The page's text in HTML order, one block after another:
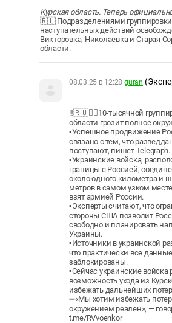
Курская область. Теперь
🇷🇺 Подразделениями группировки
наступательных действий
Викторовка, Николаевка и Старая
области.
08.03.25 в 12:28 guran
‼️🇷🇺🏴‍☠️10-тысячной
области грозит полное
▪️Успешное продвижение
связано с тем, что
поступают, пишет Telegraph.
▪️Украинские войска,
границы с Россией,
около одного километра и
метров в самом узком
взят армией России.
▪️Эксперты считают, что
стороны США позволит
свободно и планировать
Украины.
▪️Источники в украинской
что практически все
заблокированы.
▪️Сейчас украинские
возможность ухода из
избежать дальнейших
➖«Мы хотим избежать
окружением реален», —
t.me/RVvoenkor